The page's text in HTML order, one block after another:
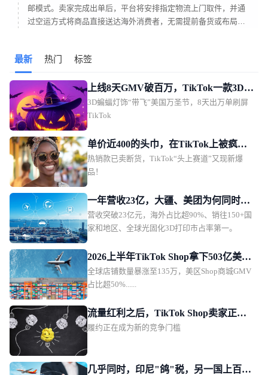
邮模式。卖家完成出单后，平台将安排指定物流上门取件，并通
过空运方式将商品直接送达海外消费者，无需提前备货或布局海
亚、新加坡、马来西亚等市场也将陆续开放。首批受邀商家主要
来自小红书原生店铺，例如拥有1.6万粉丝、累计售出3.9万件平板
保护壳的卖家。
最新 热门 标签
上线8天GMV破百万，TikTok一款3D灯
饰让万圣节“提前”
3D蝙蝠灯饰“带飞”美国万圣节，8天出万单刷屏
TikTok
单价近400的头巾，在TikTok上被疯狂
“要链接”
热销款已卖断货，TikTok“头上赛道”又现新爆
品！
一年营收23亿，大疆、美团为何同时押
注这家深圳公司？
营收突破23亿元，海外占比超90%、销往150+国
家和地区、全球光固化3D打印市占率第一。
2026上半年TikTok Shop拿下503亿美
元，美区反超印尼重夺第一
全球店铺数量暴涨至135万，美区Shop商城GMV
占比超50%......
流量红利之后，TikTok Shop卖家正在
补上供应链这一课
履约正在成为新的竞争门槛
几乎同时，印尼"鸽"税，另一国上百个